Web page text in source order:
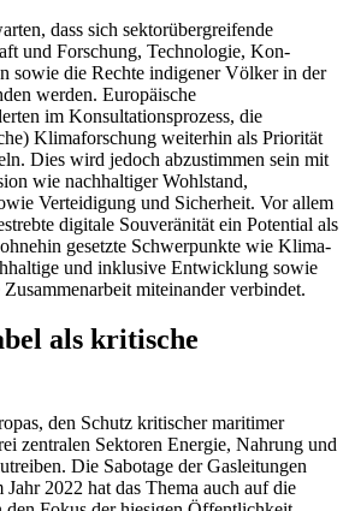
dass sich sektorübergreifende
und Forschung, Technologie, Kon­
sowie die Rechte indigener Völker in der
werden. Europäische
im Konsultationsprozess, die
Klimaforschung weiterhin als Priorität
Dies wird jedoch abzustimmen sein mit
wie nachhaltiger Wohlstand,
Verteidigung und Sicherheit. Vor allem
digitale Souveränität ein Potential als
ge­setz­te Schwerpunkte wie Klima-
und inklusive Entwicklung sowie
miteinander verbindet.
als kritische
den Schutz kritischer maritimer
zentralen Sektoren Energie, Nahrung und
Die Sabotage der Gasleitungen
2022 hat das Thema auch auf die